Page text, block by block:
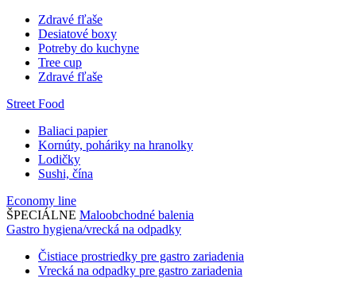
Zdravé fľaše
Desiatové boxy
Potreby do kuchyne
Tree cup
Zdravé fľaše
Street Food
Baliaci papier
Kornúty, poháriky na hranolky
Lodičky
Sushi, čína
Economy line
ŠPECIÁLNE Maloobchodné balenia
Gastro hygiena/vrecká na odpadky
Čistiace prostriedky pre gastro zariadenia
Vrecká na odpadky pre gastro zariadenia